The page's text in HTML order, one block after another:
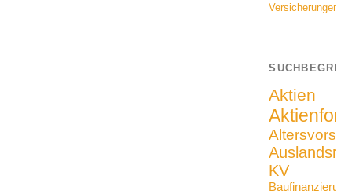
Versicherungen
Aktien
KV
Baufinanzierung